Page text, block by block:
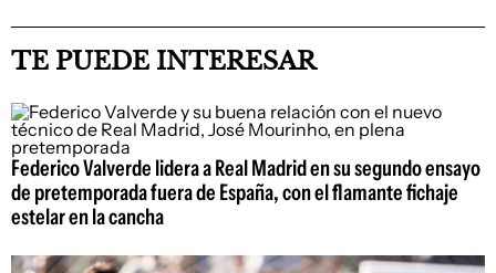
TE PUEDE INTERESAR
Federico Valverde lidera a Real Madrid en su segundo ensayo
de pretemporada fuera de España, con el flamante fichaje
estelar en la cancha